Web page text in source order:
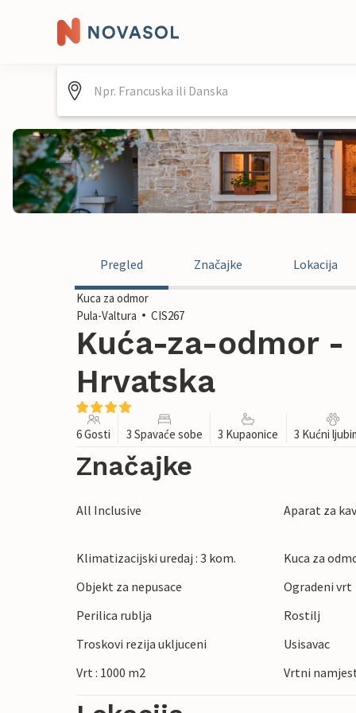
Pregled Značajke Lokacija
Kuca za odmor
Pula-Valtura
CIS267
Kuća-za-odmor -
Hrvatska
6 Gosti 3 Spavaće sobe 3 Kupaonice 3 Kućni
Značajke
All Inclusive Aparat za
Klimatizacijski uredaj : 3 kom.
Kuca za
Objekt za nepusace
Ogradeni vrt
Perilica rublja
Rostilj
Troskovi rezija ukljuceni
Usisavac
Vrt : 1000 m2
Vrtni